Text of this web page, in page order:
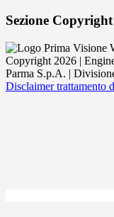
Sezione Copyright
Copyright 2026 |
Parma S.p.A. |
Disclaimer trattamento